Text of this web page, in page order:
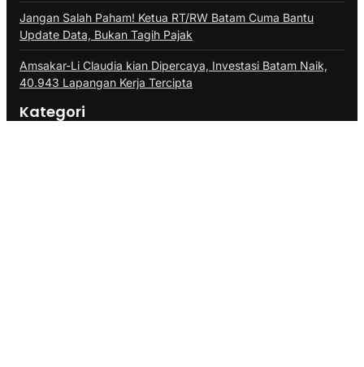
Jangan Salah Paham! Ketua RT/RW Batam Cuma Bantu
Update Data, Bukan Tagih Pajak
Amsakar-Li Claudia kian Dipercaya, Investasi Batam Naik,
40.943 Lapangan Kerja Tercipta
Kategori